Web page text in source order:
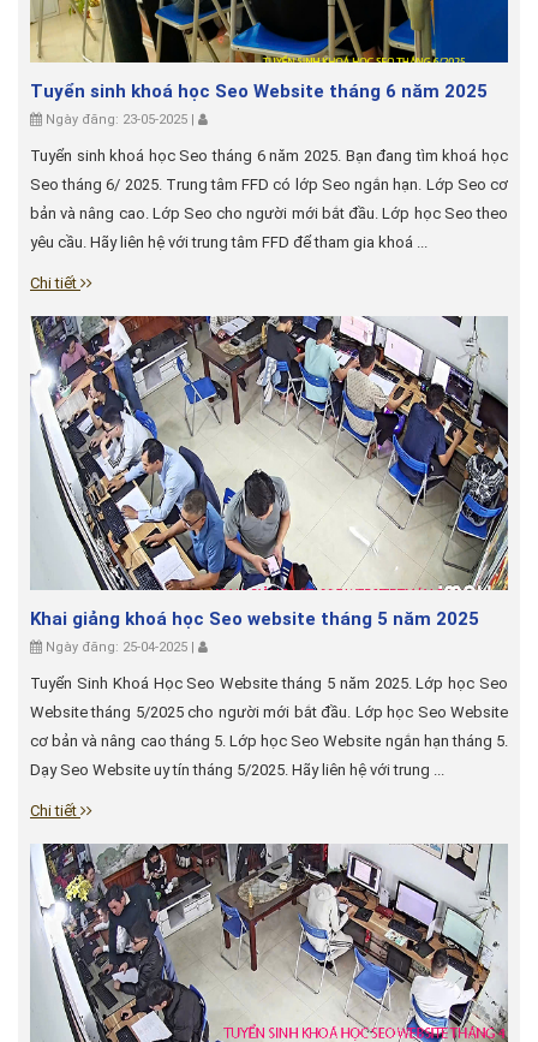
Tuyển sinh khoá học Seo Website tháng 6 năm 2025
Ngày đăng: 23-05-2025 |
Tuyển sinh khoá học Seo tháng 6 năm 2025. Bạn đang tìm khoá học
Seo tháng 6/ 2025. Trung tâm FFD có lớp Seo ngắn hạn. Lớp Seo cơ
bản và nâng cao. Lớp Seo cho người mới bắt đầu. Lớp học Seo theo
yêu cầu. Hãy liên hệ với trung tâm FFD để tham gia khoá ...
Chi tiết
Khai giảng khoá học Seo website tháng 5 năm 2025
Ngày đăng: 25-04-2025 |
Tuyển Sinh Khoá Học Seo Website tháng 5 năm 2025. Lớp học Seo
Website tháng 5/2025 cho người mới bắt đầu. Lớp học Seo Website
cơ bản và nâng cao tháng 5. Lớp học Seo Website ngắn hạn tháng 5.
Dạy Seo Website uy tín tháng 5/2025. Hãy liên hệ với trung ...
Chi tiết